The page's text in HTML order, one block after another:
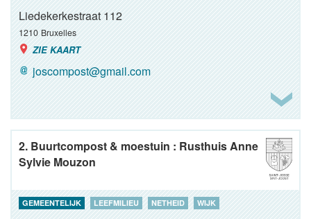
Liedekerkestraat 112
1210 Bruxelles
ZIE KAART
joscompost@gmail.com
2. Buurtcompost & moestuin : Rusthuis Anne
Sylvie Mouzon
GEMEENTELIJK LEEFMILIEU NETHEID WIJK